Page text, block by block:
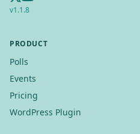
v1.1.8
PRODUCT
Polls
Events
Pricing
WordPress Plugin